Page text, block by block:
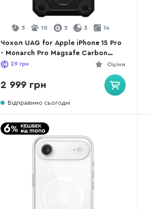
3 10 3 3 14
Чохол UAG for Apple iPhone 15 Pro
- Monarch Pro Magsafe Carbon
Fiber (114221114242)
Оціни
29 грн
2 999 грн
Відправимо сьогодні